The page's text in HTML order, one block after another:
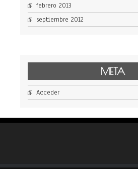
febrero 2013
septiembre 2012
META
Acceder